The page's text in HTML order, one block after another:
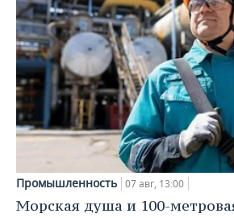
Промышленность 07 авг, 13:00
Морская душа и 100-